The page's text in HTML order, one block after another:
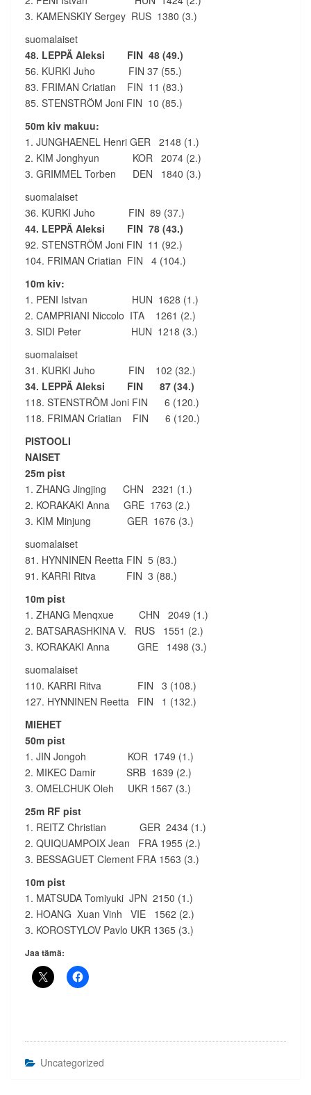
3. KAMENSKIY Sergey RUS 1380 (3.)
suomalaiset
48. LEPPÄ Aleksi FIN 48 (49.)
56. KURKI Juho FIN 37 (55.)
83. FRIMAN Criatian FIN 11 (83.)
85. STENSTRÖM Joni FIN 10 (85.)
50m kiv makuu:
1. JUNGHAENEL Henri GER 2148 (1.)
2. KIM Jonghyun KOR 2074 (2.)
3. GRIMMEL Torben DEN 1840 (3.)
suomalaiset
36. KURKI Juho FIN 89 (37.)
44. LEPPÄ Aleksi FIN 78 (43.)
92. STENSTRÖM Joni FIN 11 (92.)
104. FRIMAN Criatian FIN 4 (104.)
10m kiv:
1. PENI Istvan HUN 1628 (1.)
2. CAMPRIANI Niccolo ITA 1261 (2.)
3. SIDI Peter HUN 1218 (3.)
suomalaiset
31. KURKI Juho FIN 102 (32.)
34. LEPPÄ Aleksi FIN 87 (34.)
118. STENSTRÖM Joni FIN 6 (120.)
118. FRIMAN Criatian FIN 6 (120.)
PISTOOLI
NAISET
25m pist
1. ZHANG Jingjing CHN 2321 (1.)
2. KORAKAKI Anna GRE 1763 (2.)
3. KIM Minjung GER 1676 (3.)
suomalaiset
81. HYNNINEN Reetta FIN 5 (83.)
91. KARRI Ritva FIN 3 (88.)
10m pist
1. ZHANG Menqxue CHN 2049 (1.)
2. BATSARASHKINA V. RUS 1551 (2.)
3. KORAKAKI Anna GRE 1498 (3.)
suomalaiset
110. KARRI Ritva FIN 3 (108.)
127. HYNNINEN Reetta FIN 1 (132.)
MIEHET
50m pist
1. JIN Jongoh KOR 1749 (1.)
2. MIKEC Damir SRB 1639 (2.)
3. OMELCHUK Oleh UKR 1567 (3.)
25m RF pist
1. REITZ Christian GER 2434 (1.)
2. QUIQUAMPOIX Jean FRA 1955 (2.)
3. BESSAGUET Clement FRA 1563 (3.)
10m pist
1. MATSUDA Tomiyuki JPN 2150 (1.)
2. HOANG Xuan Vinh VIE 1562 (2.)
3. KOROSTYLOV Pavlo UKR 1365 (3.)
Jaa tämä:
Uncategorized